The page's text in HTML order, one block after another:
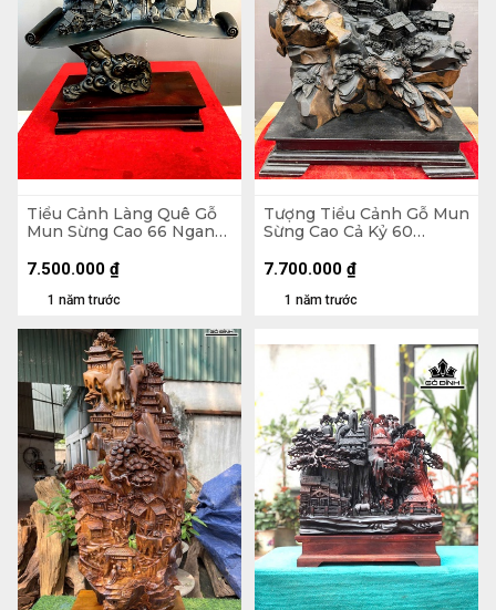
Tiểu Cảnh Làng Quê Gỗ
Mun Sừng Cao 66 Ngang
1 năm trước
7.500.000 ₫
Tượng Tiểu Cảnh Gỗ Mun
Sừng Cao Cả Kỷ 60
Kỷ Cao 10 (cm)
1 năm trước
7.700.000 ₫